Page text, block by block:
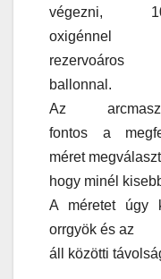
végezni,
oxigénnel
rezervoáros
ballonnal.
Az
fontos a
méret
hogy minél
A méretet úgy
orrgyök és az
áll közötti